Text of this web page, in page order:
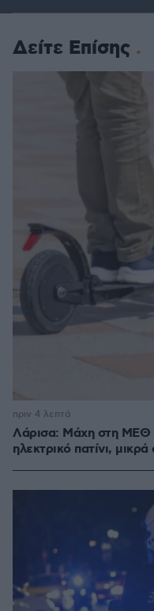
Δείτε Επίσης
Λάρισα: Μάχη στη ΜΕΘ
ηλεκτρικό πατίνι,
πριν 4 λεπτά